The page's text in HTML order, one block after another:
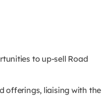
to up-sell Road
offerings, liaising with the